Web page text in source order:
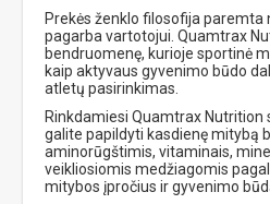
Prekės ženklo filosofija
pagarba vartotojui. Quamtrax
bendruomenę, kurioje sportinė
kaip aktyvaus gyvenimo būdo
atletų pasirinkimas.
Rinkdamiesi Quamtrax
galite papildyti kasdienę mitybą
aminorūgštimis, vitaminais,
veikliosiomis medžiagomis
mitybos įpročius ir gyvenimo